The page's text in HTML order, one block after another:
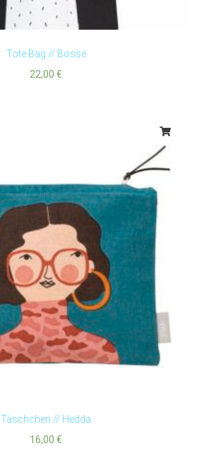
Tote Bag // Bosse
22,00 €
Täschchen // Hedda
16,00 €